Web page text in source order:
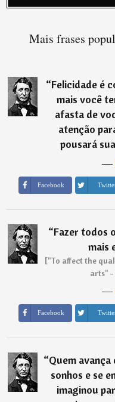
Mais frases
“Felicidade é
mais você
afasta de
atenção
pousará
―
Facebook
“Fazer todos
mais
["To affect the
arts" -
―
Facebook
“Quem
sonhos e se
imaginou